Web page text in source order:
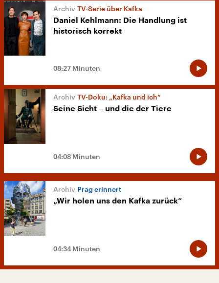
TV-Serie über Kafka
Daniel Kehlmann: Die Handlung ist
historisch korrekt
08:27 Minuten
TV-Doku: „Kafka und ich“
Seine Sicht – und die der Tiere
04:08 Minuten
Prag erinnert
„Wir holen uns den Kafka zurück“
04:34 Minuten